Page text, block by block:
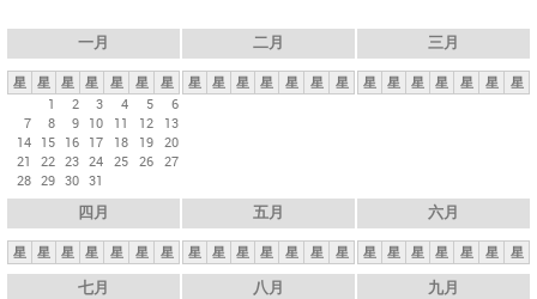
一月
星 星 星 星 星 星
星
1
2 3 4 5
6
7
8 9 10 11 12
13
14 15 16 17 18 19 20
21
22 23 24 25 26 27
28 29 30 31
二月
星 星 星 星 星 星 星
三月
星 星 星 星 星 星 星
四月
星 星 星 星 星 星 星
五月
星 星 星 星 星 星 星
六月
星 星 星 星 星 星 星
七月 八月 九月